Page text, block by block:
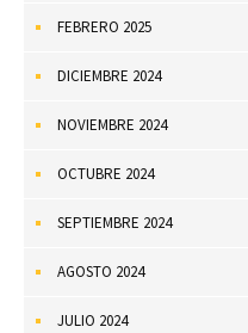
FEBRERO 2025
DICIEMBRE 2024
NOVIEMBRE 2024
OCTUBRE 2024
SEPTIEMBRE 2024
AGOSTO 2024
JULIO 2024